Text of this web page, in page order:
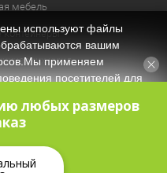
мебель
контейнеры
нужд
используют файлы
вашим
применяем
посетителей для
на нашем сайте, вы
и обработки
согласие на обработку
сервис Яндекс.Метрика).
любых размеров